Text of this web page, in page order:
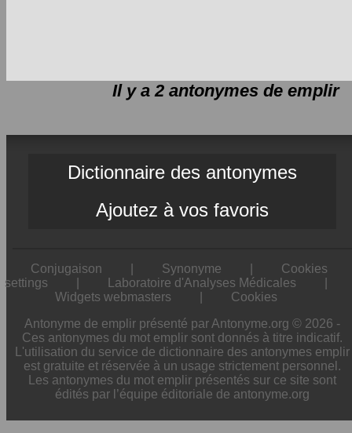
Il y a 2 antonymes de emplir
Dictionnaire des antonymes
Ajoutez à vos favoris
Conjugaison Synonyme
Cookies
settings
Laboratoire d'Analyses Médicales
Widgets webmasters
Cookies
Antonyme de emplir présenté par Antonyme.org © 2026 -
Ces antonymes du mot emplir sont donnés à titre indicatif.
L'utilisation du service de dictionnaire des antonymes emplir
est gratuite et réservée à un usage strictement personnel.
Les antonymes du mot emplir présentés sur ce site sont
édités par l’équipe éditoriale de antonyme.org